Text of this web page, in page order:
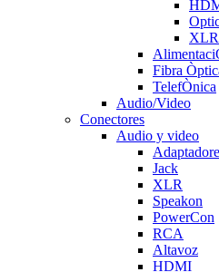
XLR
Fibra
TelefÒnica
Audio/Video
Conectores
Audio y video
Jack
XLR
Speakon
PowerCon
RCA
Altavoz
HDMI